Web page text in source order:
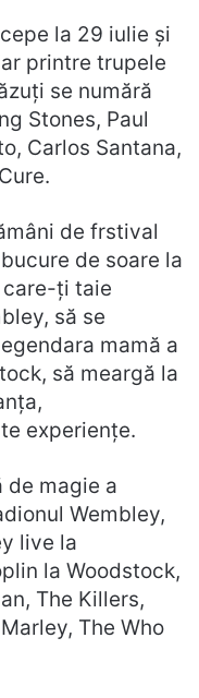
la 29 iulie și
printre trupele
se numără
Stones, Paul
Carlos Santana,
de frstival
de soare la
care-ți taie
să se
mamă a
să meargă la
experiențe.
de magie a
Wembley,
live la
la Woodstock,
The Killers,
The Who